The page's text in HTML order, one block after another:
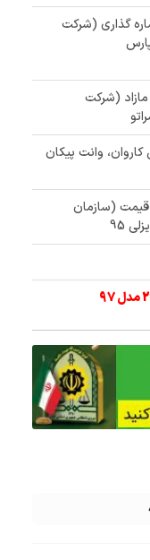
گذاری (شرکت
مازاد (شرکت
کاروان، وانت پیکان
قیمت (سازمان